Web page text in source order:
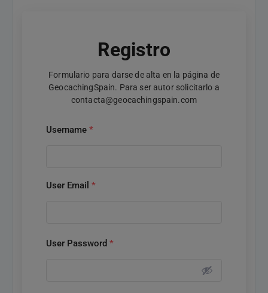
Registro
Formulario para darse de alta en la página de
GeocachingSpain. Para ser autor solicitarlo a
contacta@geocachingspain.com
Username *
User Email *
User Password *